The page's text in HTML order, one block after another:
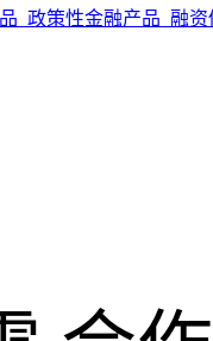
政策性金融产品 融资